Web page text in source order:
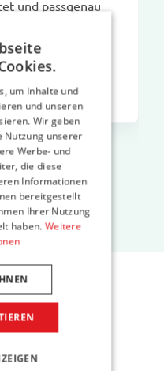
und passgenau
um Inhalte und
und unseren
Wir geben
Nutzung unserer
Werbe- und
die diese
Informationen
bereitgestellt
Ihrer Nutzung
haben. Weitere